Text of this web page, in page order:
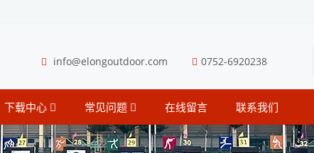
info@elongoutdoor.com 0752-6920238
下载中心 常见问题 在线留言 联系我们